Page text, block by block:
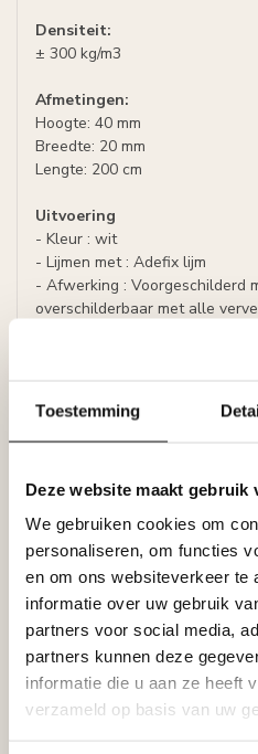
Toestemming
Deze website maakt gebruik
We gebruiken cookies om
personaliseren, om functies
en om ons websiteverkeer te
informatie over uw gebruik
partners voor social media,
partners kunnen deze
informatie die u aan ze heeft
verzameld op basis van uw
Densiteit:
± 300 kg/m3
Afmetingen:
Hoogte: 40 mm
Breedte: 20 mm
Lengte: 200 cm
Uitvoering
- Kleur : wit
- Lijmen met : Adefix lijm
- Afwerking : Voorgeschilderd
overschilderbaar met alle
Leverancier
Reviews
Gerelateerde producten
NMC
NMC Adefix